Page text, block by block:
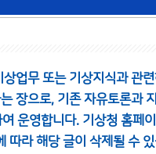
업무 또는 기상지식과 관
장으로, 기존 자유토론과
운영합니다. 기상청 홈페
따라 해당 글이 삭제될 수